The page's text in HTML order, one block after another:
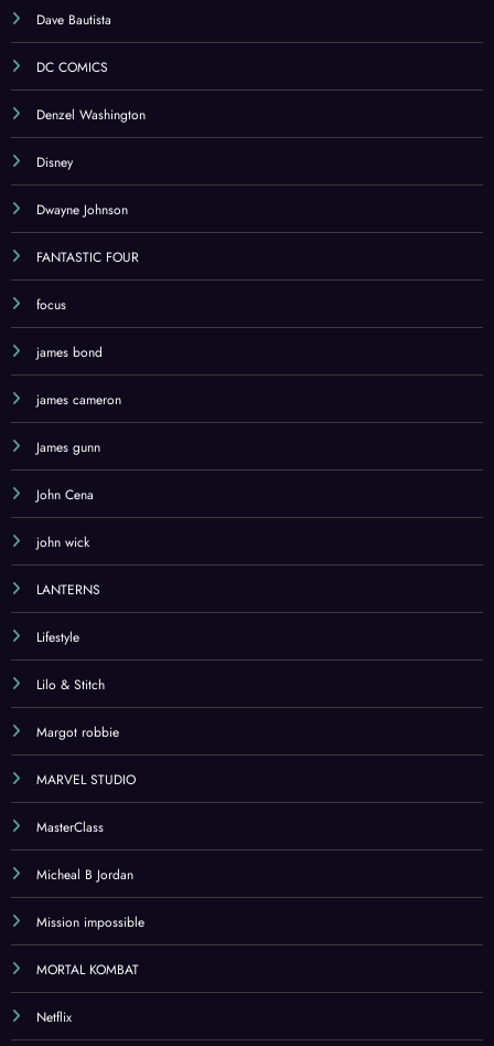
Dave Bautista
DC COMICS
Denzel Washington
Disney
Dwayne Johnson
FANTASTIC FOUR
focus
james bond
james cameron
James gunn
John Cena
john wick
LANTERNS
Lifestyle
Lilo & Stitch
Margot robbie
MARVEL STUDIO
MasterClass
Micheal B Jordan
Mission impossible
MORTAL KOMBAT
Netflix